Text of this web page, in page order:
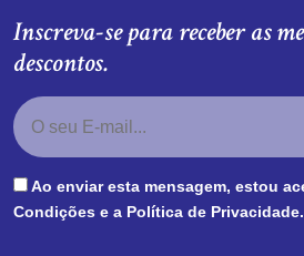
Inscreva-se para receber as
descontos.
Ao enviar esta mensagem, estou
Condições e a Política de Privacidade.